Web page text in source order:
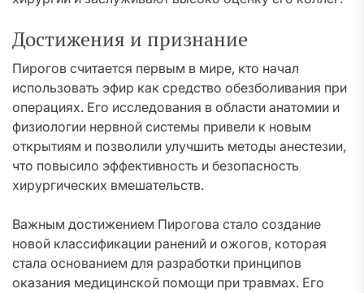
Достижения и признание
Пирогов считается первым в мире, кто начал
использовать эфир как средство обезболивания при
операциях. Его исследования в области анатомии и
физиологии нервной системы привели к новым
открытиям и позволили улучшить методы анестезии,
что повысило эффективность и безопасность
хирургических вмешательств.
Важным достижением Пирогова стало создание
новой классификации ранений и ожогов, которая
стала основанием для разработки принципов
оказания медицинской помощи при травмах. Его